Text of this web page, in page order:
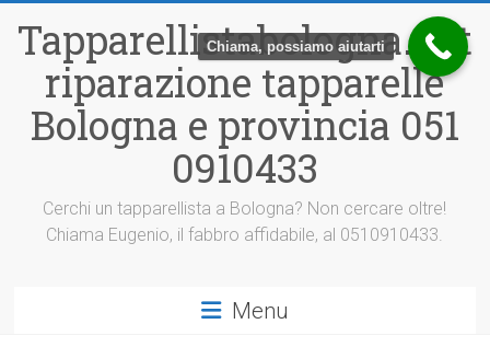
contenuto
Tapparellistabologna.net
riparazione tapparelle
Bologna e provincia 051
0910433
Cerchi un tapparellista a Bologna? Non cercare oltre!
Chiama Eugenio, il fabbro affidabile, al 0510910433.
Menu
Chiama, possiamo aiutarti